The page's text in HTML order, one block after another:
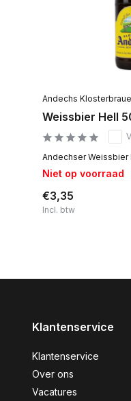
Andechs
Weissbier Hell
Andechser Weissbier
Niet op voorraad
€3,35
Incl. btw
Klantenservice
Klantenservice
Over ons
Vacatures